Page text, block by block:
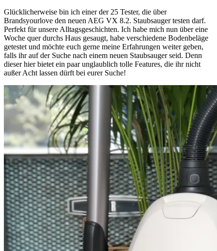
Glücklicherweise bin ich einer der 25 Tester, die über
Brandsyourlove den neuen AEG VX 8.2. Staubsauger testen darf.
Perfekt für unsere Alltagsgeschichten. Ich habe mich nun über eine
Woche quer durchs Haus gesaugt, habe verschiedene Bodenbeläge
getestet und möchte euch gerne meine Erfahrungen weiter geben,
falls ihr auf der Suche nach einem neuen Staubsauger seid. Denn
dieser hier bietet ein paar unglaublich tolle Features, die ihr nicht
außer Acht lassen dürft bei eurer Suche!